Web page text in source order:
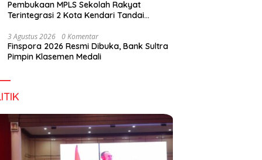
Pembukaan MPLS Sekolah Rakyat
Terintegrasi 2 Kota Kendari Tandai
3 Agustus 2026 0 Komentar
Finspora 2026 Resmi Dibuka, Bank Sultra
Pimpin Klasemen Medali